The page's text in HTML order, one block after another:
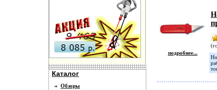
Каталог
Обзоры
подробнее...